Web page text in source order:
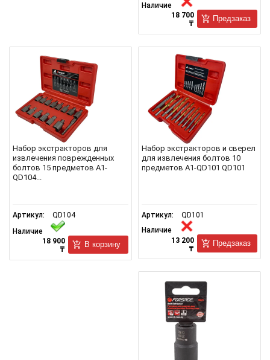
Наличие
18 700
₸
Предзаказ
Набор экстракторов для
извлечения поврежденных
болтов 15 предметов A1-
QD104...
Артикул:
QD104
Наличие
18 900
₸
В корзину
Набор экстракторов и сверел
для извлечения болтов 10
предметов A1-QD101 QD101
Артикул:
QD101
Наличие
13 200
₸
Предзаказ